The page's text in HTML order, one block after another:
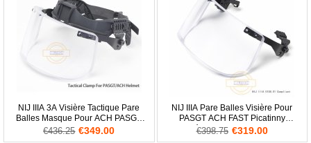
NIJ IIIA 3A Visière Tactique Pare
Balles Masque Pour ACH PASGT
Casque Balistique
€436.25 €349.00
NIJ IIIA Pare Balles Visière Pour
PASGT ACH FAST Picatinny
Rampé Casque Balistique Verre
€398.75 €319.00